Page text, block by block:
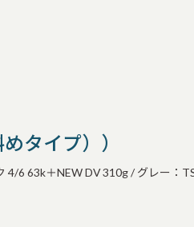
タイプ））
4/6 63k＋NEW DV 310g / グレー：